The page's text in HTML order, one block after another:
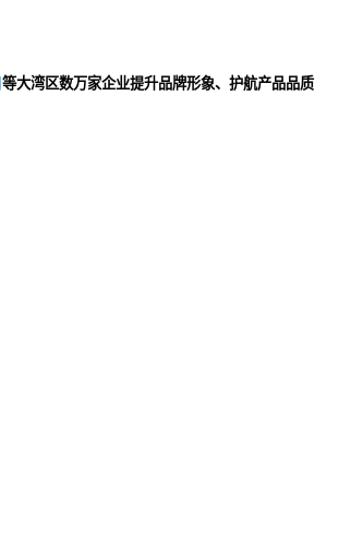
等大湾区数万家企业提升品牌形象、护航产品品质